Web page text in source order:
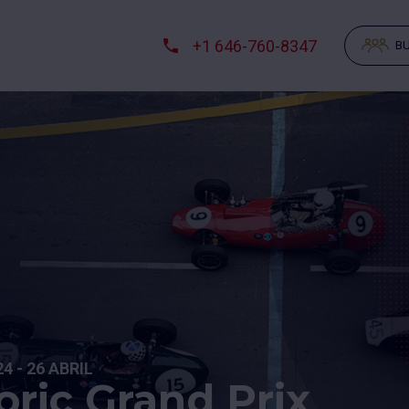
+1 646-760-8347
- 26 ABRIL